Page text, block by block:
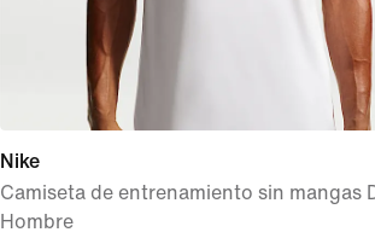
Nike
Camiseta de entrenamiento sin mangas
Hombre